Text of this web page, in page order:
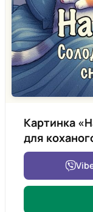
Картинка
для